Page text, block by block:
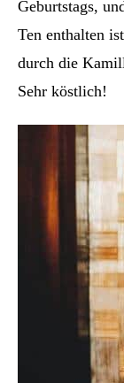
Geburtstags,
Ten enthalten
durch die
Sehr köstlich!